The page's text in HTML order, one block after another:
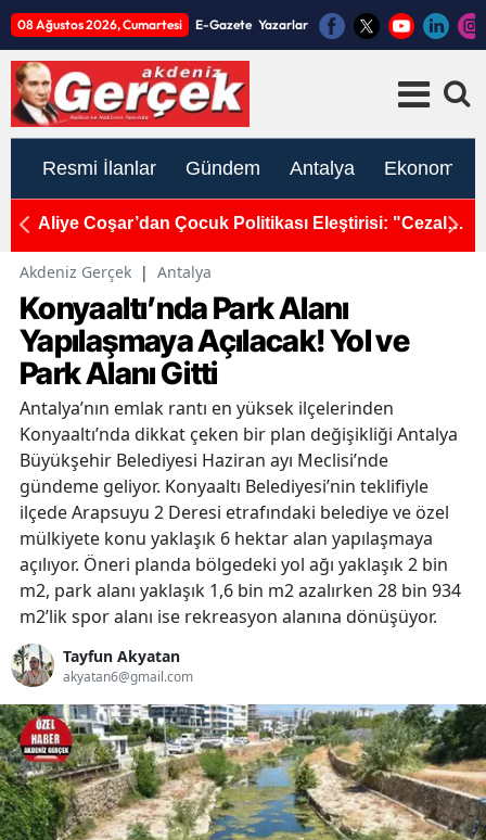
08 Ağustos 2026, Cumartesi E-Gazete Yazarlar
Resmi İlanlar Gündem Antalya Ekonomi
Aliye Coşar’dan Çocuk Politikası Eleştirisi: "Cezalar
Akdeniz Gerçek | Antalya
Konyaaltı’nda Park Alanı
Yapılaşmaya Açılacak! Yol ve
Park Alanı Gitti
Antalya’nın emlak rantı en yüksek ilçelerinden
Konyaaltı’nda dikkat çeken bir plan değişikliği Antalya
Büyükşehir Belediyesi Haziran ayı Meclisi’nde
gündeme geliyor. Konyaaltı Belediyesi’nin teklifiyle
ilçede Arapsuyu 2 Deresi etrafındaki belediye ve özel
mülkiyete konu yaklaşık 6 hektar alan yapılaşmaya
açılıyor. Öneri planda bölgedeki yol ağı yaklaşık 2 bin
m2, park alanı yaklaşık 1,6 bin m2 azalırken 28 bin 934
m2’lik spor alanı ise rekreasyon alanına dönüşüyor.
Tayfun Akyatan
akyatan6@gmail.com